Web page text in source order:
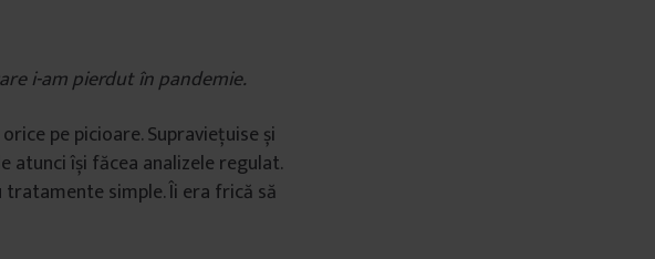
i-am pierdut în pandemie.
pe picioare. Supraviețuise și
atunci își făcea analizele regulat.
simple. Îi era frică să